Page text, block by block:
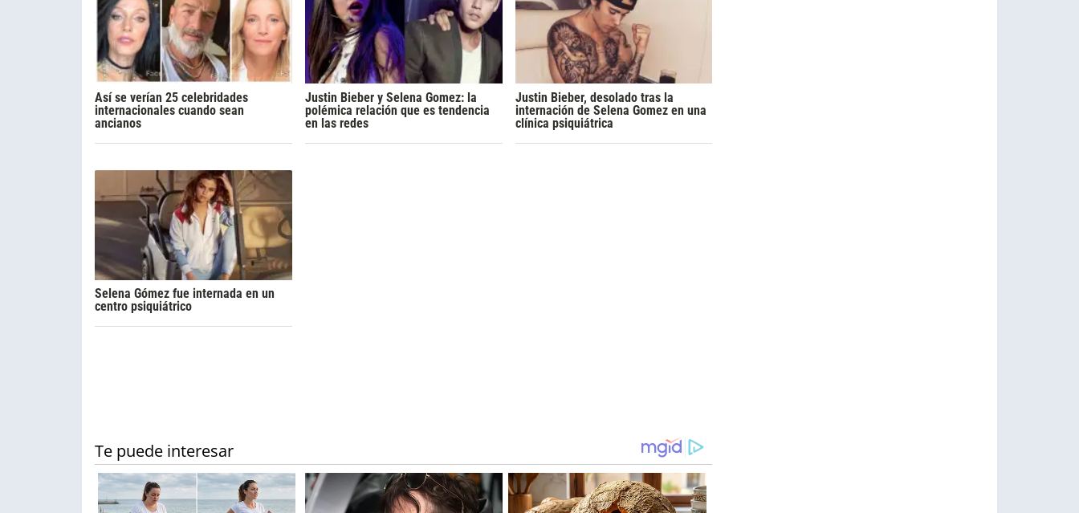
Así se verían 25 celebridades
internacionales cuando sean
ancianos
Justin Bieber y Selena Gomez: la
polémica relación que es tendencia
en las redes
Justin Bieber, desolado tras la
internación de Selena Gomez en una
clínica psiquiátrica
Selena Gómez fue internada en un
centro psiquiátrico